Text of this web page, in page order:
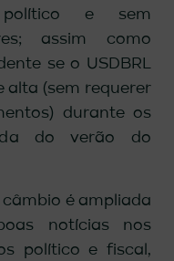
e sem
assim como
se o USDBRL
alta (sem requerer
durante os
do verão do
é ampliada
notícias nos
político e fiscal,